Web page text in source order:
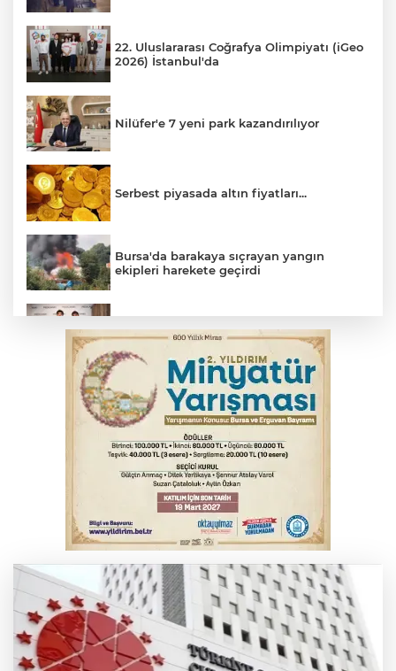
22. Uluslararası Coğrafya Olimpiyatı (iGeo
2026) İstanbul'da
Nilüfer'e 7 yeni park kazandırılıyor
Serbest piyasada altın fiyatları...
Bursa'da barakaya sıçrayan yangın
ekipleri harekete geçirdi
başladı
Yargıtay’dan primle çalışanlara müjde
Bursa’da bugün hava nasıl olacak?
Osmangazi’de iş arayanlara destek